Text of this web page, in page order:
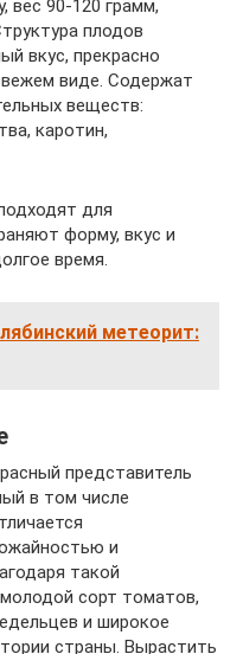
90-120 грамм,
плодов
вкус, прекрасно
виде. Содержат
веществ:
каротин,
для
форму, вкус и
время.
метеорит:
представитель
в том числе
и
такой
сорт томатов,
и широкое
страны. Вырастить